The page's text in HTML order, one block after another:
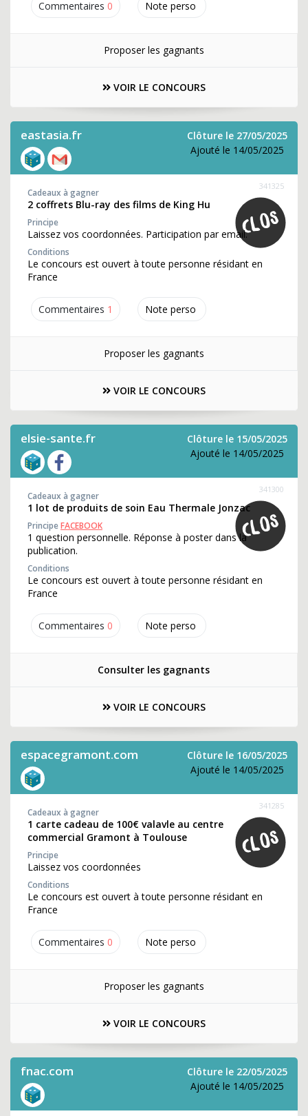
Commentaires 0 Note perso
Proposer les gagnants
VOIR LE CONCOURS
eastasia.fr
Clôture le 27/05/2025
Ajouté le 14/05/2025
Commentaires 1 Note perso
341325
Cadeaux à gagner
2 coffrets Blu-ray des films de King Hu
Principe
Laissez vos coordonnées. Participation par email.
Conditions
Le concours est ouvert à toute personne résidant en
France
Proposer les gagnants
VOIR LE CONCOURS
elsie-sante.fr
Clôture le 15/05/2025
Ajouté le 14/05/2025
Commentaires 0 Note perso
341300
Cadeaux à gagner
1 lot de produits de soin Eau Thermale Jonzac
PrincipeFACEBOOK
1 question personnelle. Réponse à poster dans la
publication.
Conditions
Le concours est ouvert à toute personne résidant en
France
Consulter les gagnants
VOIR LE CONCOURS
espacegramont.com
Clôture le 16/05/2025
Ajouté le 14/05/2025
Commentaires 0 Note perso
341285
Cadeaux à gagner
1 carte cadeau de 100€ valavle au centre
commercial Gramont à Toulouse
Principe
Laissez vos coordonnées
Conditions
Le concours est ouvert à toute personne résidant en
France
Proposer les gagnants
VOIR LE CONCOURS
fnac.com
Clôture le 22/05/2025
Ajouté le 14/05/2025